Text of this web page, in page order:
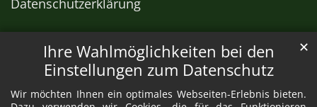
Ihre Wahlmöglichkeiten bei den
Einstellungen zum Datenschutz
Wir möchten Ihnen ein optimales Webseiten-Erlebnis bieten.
✕
Datenschutzerklärung